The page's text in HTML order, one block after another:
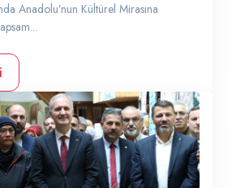
Anadolu’nun Kültürel Mirasına